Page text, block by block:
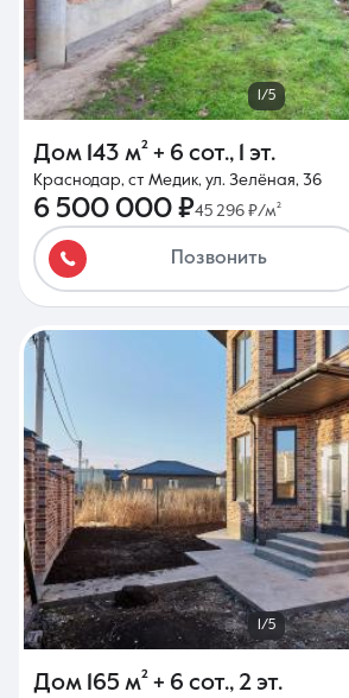
1/5
Дом 143 м² + 6 сот., 1 эт.
Краснодар, ст Медик, ул. Зелёная, 36
6 500 000 ₽45 296 ₽/м²
Позвонить
1/5
Дом 165 м² + 6 сот., 2 эт.